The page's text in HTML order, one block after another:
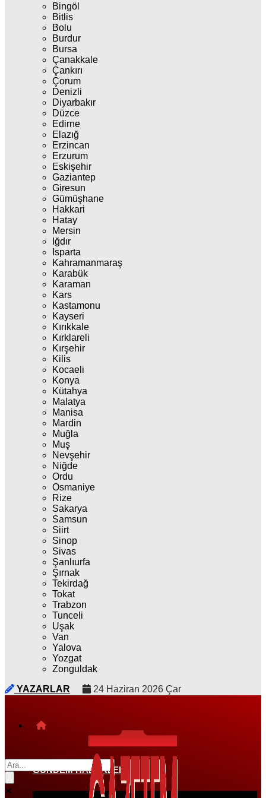
Bingöl
Bitlis
Bolu
Burdur
Bursa
Çanakkale
Çankırı
Çorum
Denizli
Diyarbakır
Düzce
Edirne
Elazığ
Erzincan
Erzurum
Eskişehir
Gaziantep
Giresun
Gümüşhane
Hakkari
Hatay
Mersin
Iğdır
Isparta
Kahramanmaraş
Karabük
Karaman
Kars
Kastamonu
Kayseri
Kırıkkale
Kırklareli
Kırşehir
Kilis
Kocaeli
Konya
Kütahya
Malatya
Manisa
Mardin
Muğla
Muş
Nevşehir
Niğde
Ordu
Osmaniye
Rize
Sakarya
Samsun
Siirt
Sinop
Sivas
Şanlıurfa
Şırnak
Tekirdağ
Tokat
Trabzon
Tunceli
Uşak
Van
Yalova
Yozgat
Zonguldak
YAZARLAR
24 Haziran 2026 Çar
GÜNDEM HABERLERI